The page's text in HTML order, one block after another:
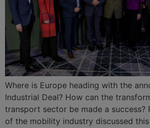
Where is Europe heading with the
Industrial Deal? How can the
transport sector be made a success?
of the mobility industry discussed